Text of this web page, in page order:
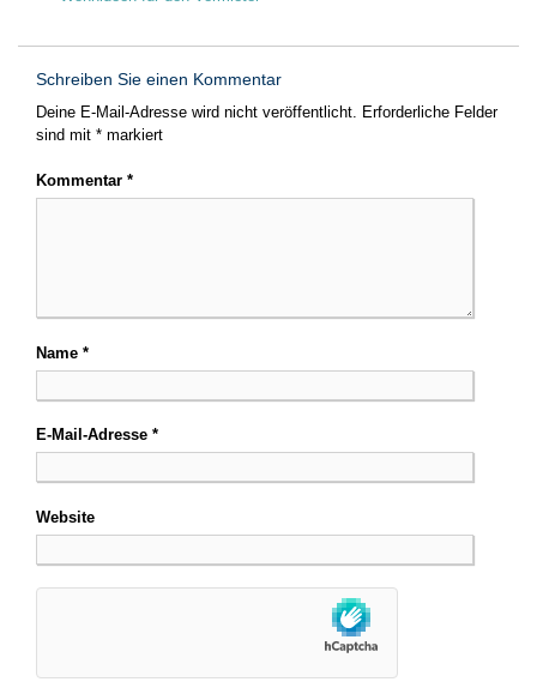
Schreiben Sie einen Kommentar
Deine E-Mail-Adresse wird nicht veröffentlicht. Erforderliche Felder
sind mit * markiert
Kommentar *
Name *
E-Mail-Adresse *
Website